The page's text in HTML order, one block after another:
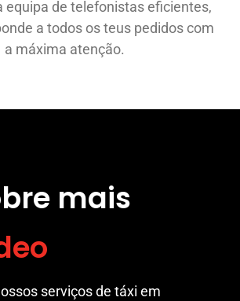
equipa de telefonistas eficientes,
a todos os teus pedidos com
a máxima atenção.
mais
serviços de táxi em